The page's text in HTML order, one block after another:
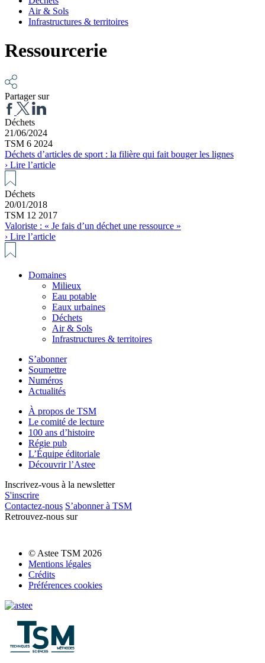
Air & Sols
Infrastructures & territoires
Ressourcerie
Partager sur
Déchets
21/06/2024
TSM 6 2024
Déchets d’articles de sport : la filière qui fait bouger les lignes
› Lire l’article
Déchets
20/01/2018
TSM 12 2017
Valoriste : « Je fais d’un déchet une ressource »
› Lire l’article
Domaines
Milieux
Eau potable
Eaux urbaines
Déchets
Air & Sols
Infrastructures & territoires
S’abonner
Soumettre
Numéros
Actualités
À propos de TSM
Le comité de lecture
100 ans d’histoire
Régie pub
L’Équipe éditoriale
Découvrir l’Astee
Inscrivez-vous à la newsletter
S'inscrire
Contactez-nous S’abonner à TSM
Retrouvez-nous sur
© Astee TSM 2026
Mentions légales
Crédits
Préférences cookies